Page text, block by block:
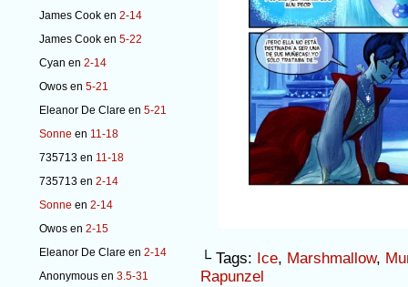
James Cook en 2-14
James Cook en 5-22
Cyan en 2-14
Owos en 5-21
Eleanor De Clare en 5-21
Sonne en 11-18
735713 en 11-18
735713 en 2-14
Sonne en 2-14
Owos en 2-15
Eleanor De Clare en 2-14
Anonymous en 3.5-31
└ Tags: Ice, Marshmallow,
Rapunzel